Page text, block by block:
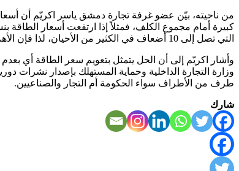
من ناحيته، بيّن عضو غرفة تجارة دمشق ياسر اكريّم أن أسعار
التي تصل إلى 10 أضعاف في الكثير من الأحيان، لذا فإن الأهم من ذلك إيجاد مشاريع جديدة لرفع دخول المواطنين.
وأشار اكريّم إلى أن الحل يتمثل بتعويم سعر الطاقة أي بعدم
وزارة التجارة الداخلية وحماية المستهلك بإصدار
طرف من الأطراف سواء الحكومة أم التجار والصناعيين.
شارك